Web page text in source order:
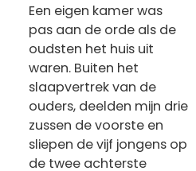
Een eigen kamer was
pas aan de orde als de
oudsten het huis uit
waren. Buiten het
slaapvertrek van de
ouders, deelden mijn drie
zussen de voorste en
sliepen de vijf jongens op
de twee achterste